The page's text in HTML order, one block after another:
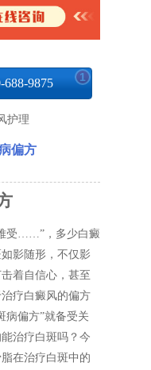
9875 1
护理
偏方
受……”，多少白癜
影随形，不仅影
着自信心，甚至
疗白癜风的偏方
病偏方”就备受关
治疗白斑吗？今
在治疗白斑中的